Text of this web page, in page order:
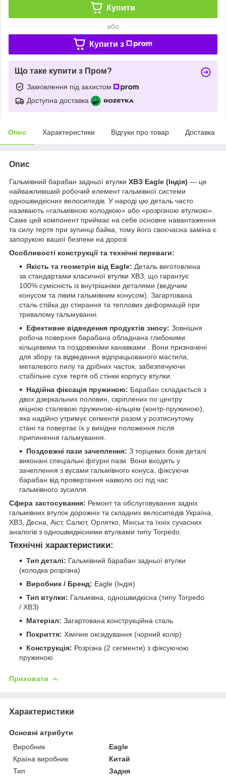
Купити
або
Купити з
Що таке купити з Пром?
Замовлення під захистом
Доступна доставка
Опис Характеристики Відгуки про товар Доставка
Опис
Гальмівний барабан задньої втулки ХВЗ Eagle (Індія) — це
найважливіший робочий елемент гальмівної системи
одношвидкісних велосипедів. У народі цю деталь часто
називають «гальмівною колодкою» або «розрізною втулкою».
Саме цей компонент приймає на себе основне навантаження
та силу тертя при зупинці байка, тому його своєчасна заміна є
запорукою вашої безпеки на дорозі.
Особливості конструкції та технічні переваги:
Якість та геометрія від Eagle: Деталь виготовлена
за стандартами класичної втулки ХВЗ, що гарантує
100% сумісність із внутрішніми деталями (ведучим
конусом та лівим гальмівним конусом). Загартована
сталь стійка до стирання та теплових деформацій при
тривалому гальмуванні.
Ефективне відведення продуктів зносу: Зовнішня
робоча поверхня барабана обладнана глибокими
кільцевими та поздовжніми канавками . Вони призначені
для збору та відведення відпрацьованого мастила,
металевого пилу та дрібних часток, забезпечуючи
стабільне сухе тертя об стінки корпусу втулки.
Надійна фіксація пружиною: Барабан складається з
двох дзеркальних половин, скріплених по центру
міцною сталевою пружиною-кільцем (контр-пружиною),
яка надійно утримує сегменти разом у розтиснутому
стані та повертає їх у вихідне положення після
припинення гальмування.
Поздовжні пази зачеплення: З торцевих боків деталі
виконані спеціальні фігурні пази. Вони входять у
зачеплення з вусами гальмівного конуса, фіксуючи
барабан від провертання навколо осі під час
гальмівного зусилля.
Сфера застосування: Ремонт та обслуговування задніх
гальмівних втулок дорожніх та складних велосипедів Україна,
ХВЗ, Десна, Аіст, Салют, Орлятко, Мінськ та їхніх сучасних
аналогів з одношвидкісними втулками типу Torpedo.
Технічні характеристики:
Тип деталі: Гальмівний барабан задньої втулки
(колодка розрізна)
Виробник / Бренд: Eagle (Індія)
Тип втулки: Гальмівна, одношвидкісна (типу Torpedo
/ ХВЗ)
Матеріал: Загартована конструкційна сталь
Покриття: Хімічне оксидування (чорний колір)
Конструкція: Розрізна (2 сегменти) з фіксуючою
пружиною
Приховати
Характеристики
Основні атрибути
Виробник
Eagle
Країна виробник
Китай
Тип
Задня